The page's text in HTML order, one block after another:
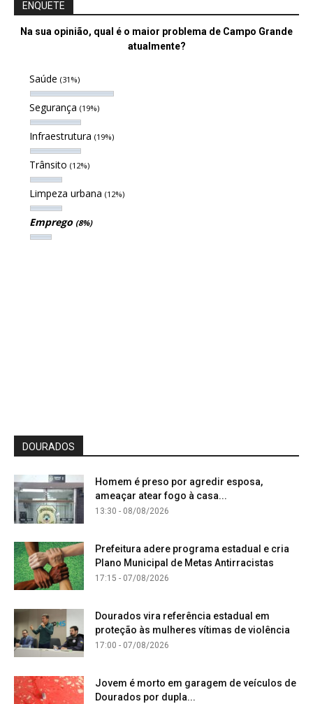
ENQUETE
Na sua opinião, qual é o maior problema de Campo Grande
atualmente?
Saúde (31%)
Segurança (19%)
Infraestrutura (19%)
Trânsito (12%)
Limpeza urbana (12%)
Emprego (8%)
DOURADOS
Homem é preso por agredir esposa,
ameaçar atear fogo à casa...
13:30 - 08/08/2026
Prefeitura adere programa estadual e cria
Plano Municipal de Metas Antirracistas
17:15 - 07/08/2026
Dourados vira referência estadual em
proteção às mulheres vítimas de violência
17:00 - 07/08/2026
Jovem é morto em garagem de veículos de
Dourados por dupla...